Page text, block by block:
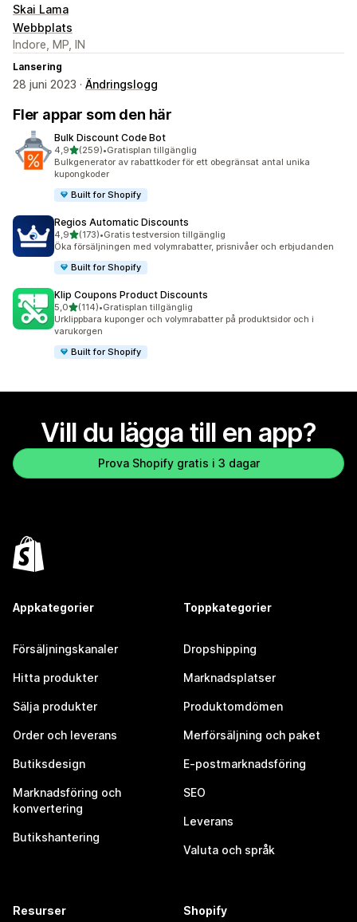
Skai Lama
Webbplats
Indore, MP, IN
Lansering
28 juni 2023 · Ändringslogg
Fler appar som den här
Bulk Discount Code Bot
4,9av 5 stjärnor
(259)
259 recensioner totalt
•Gratisplan tillgänglig
Bulkgenerator av rabattkoder för ett obegränsat antal unika
kupongkoder
Built for Shopify
Regios Automatic Discounts
4,9av 5 stjärnor
(173)
173 recensioner totalt
•Gratis testversion tillgänglig
Öka försäljningen med volymrabatter, prisnivåer och erbjudanden
Built for Shopify
Klip Coupons Product Discounts
5,0av 5 stjärnor
(114)
114 recensioner totalt
•Gratisplan tillgänglig
Urklippbara kuponger och volymrabatter på produktsidor och i
varukorgen
Built for Shopify
Vill du lägga till en app?
Prova Shopify gratis i 3 dagar
Appkategorier
Försäljningskanaler
Hitta produkter
Sälja produkter
Order och leverans
Butiksdesign
Marknadsföring och
konvertering
Butikshantering
Toppkategorier
Dropshipping
Marknadsplatser
Produktomdömen
Merförsäljning och paket
E-postmarknadsföring
SEO
Leverans
Valuta och språk
Resurser Shopify